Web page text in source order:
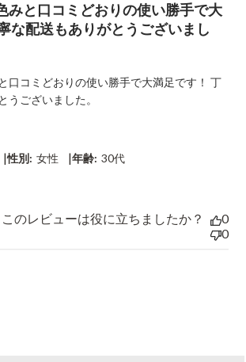
みと口コミどおりの使い勝手で大
な配送もありがとうございまし
口コミどおりの使い勝手で大満足です！ 丁
うございました。
|性別: 女性 |年齢: 30代
このレビューは役に立ちましたか？
0
0